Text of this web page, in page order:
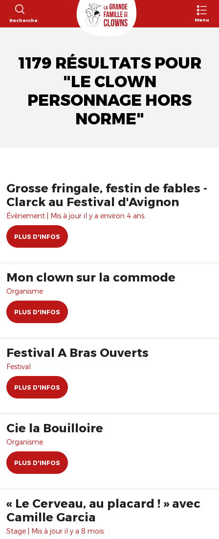
Recherche Menu
1179 RÉSULTATS POUR
"LE CLOWN
PERSONNAGE HORS
NORME"
Grosse fringale, festin de fables -
Clarck au Festival d'Avignon
Évènement | Mis à jour il y a environ 4 ans.
PLUS D'INFOS
Mon clown sur la commode
Organisme
PLUS D'INFOS
Festival A Bras Ouverts
Festival
PLUS D'INFOS
Cie la Bouilloire
Organisme
PLUS D'INFOS
« Le Cerveau, au placard ! » avec
Camille Garcia
Stage | Mis à jour il y a 8 mois.